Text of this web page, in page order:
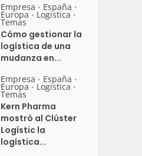
Empresa • España •
Europa • Logistica •
Temas
Cómo gestionar la
logística de una
mudanza en...
Empresa • España •
Europa • Logistica •
Temas
Kern Pharma
mostró al Clúster
Logístic la
logística...